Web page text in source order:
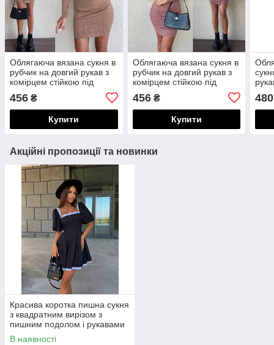
Облягаюча вязана сукня в
рубчик на довгий рукав з
комірцем стійкою під
456 ₴
Купити
Облягаюча вязана сукня в
рубчик на довгий рукав з
комірцем стійкою під
456₴
Купити
480
Акційні пропозиції та новинки
Красива коротка пишна сукня
з квадратним вирізом з
пишним подолом і рукавами
"ліхтариками"
В наявності